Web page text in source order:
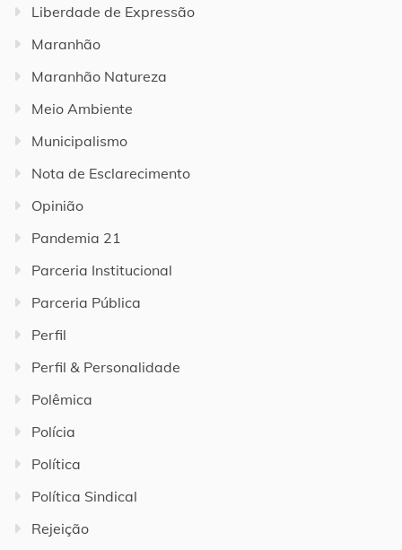
Liberdade de Expressão
Maranhão
Maranhão Natureza
Meio Ambiente
Municipalismo
Nota de Esclarecimento
Opinião
Pandemia 21
Parceria Institucional
Parceria Pública
Perfil
Perfil & Personalidade
Polêmica
Polícia
Política
Política Sindical
Rejeição